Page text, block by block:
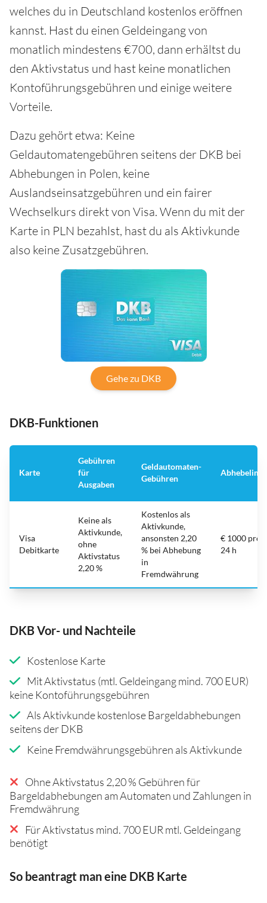
welches du in Deutschland kostenlos eröffnen
kannst. Hast du einen Geldeingang von
monatlich mindestens €700, dann erhältst du
den Aktivstatus und hast keine monatlichen
Kontoführungsgebühren und einige weitere
Vorteile.
Dazu gehört etwa: Keine
Geldautomatengebühren seitens der DKB bei
Abhebungen in Polen, keine
Auslandseinsatzgebühren und ein fairer
Wechselkurs direkt von Visa. Wenn du mit der
Karte in PLN bezahlst, hast du als Aktivkunde
also keine Zusatzgebühren.
Gehe zu DKB
DKB-Funktionen
Karte
Gebühren
für
Ausgaben
Geldautomaten-
Gebühren
Abhebelimit
Visa
Debitkarte
Keine als
Aktivkunde,
ohne
Aktivstatus
2,20 %
Kostenlos als
Aktivkunde,
ansonsten 2,20
% bei Abhebung
in
Fremdwährung
€ 1000 pro
24 h
DKB Vor- und Nachteile
Kostenlose Karte
Mit Aktivstatus (mtl. Geldeingang mind. 700 EUR)
keine Kontoführungsgebühren
Als Aktivkunde kostenlose Bargeldabhebungen
seitens der DKB
Keine Fremdwährungsgebühren als Aktivkunde
Ohne Aktivstatus 2,20 % Gebühren für
Bargeldabhebungen am Automaten und Zahlungen in
Fremdwährung
Für Aktivstatus mind. 700 EUR mtl. Geldeingang
benötigt
So beantragt man eine DKB Karte